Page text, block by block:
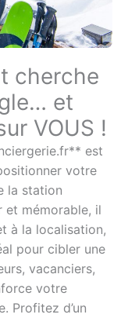
cherche
et
VOUS !
est
votre
la station
et mémorable, il
à la localisation,
pour cibler une
vacanciers,
votre
Profitez d’un